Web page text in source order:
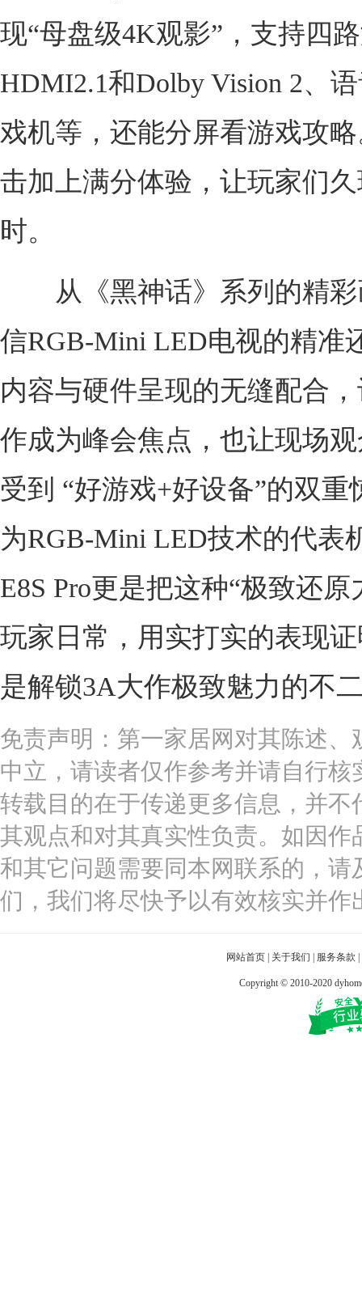
现“母盘级4K观影”，支持四
HDMI2.1和Dolby Vision 2、
戏机等，还能分屏看游戏攻
击加上满分体验，让玩家们
时。
从《黑神话》系列的精彩
信RGB-Mini LED电视的精准
内容与硬件呈现的无缝配合
作成为峰会焦点，也让现场
受到 “好游戏+好设备”的双重
为RGB-Mini LED技术的代表
E8S Pro更是把这种“极致还原
玩家日常，用实打实的表现
是解锁3A大作极致魅力的不
免责声明：第一家居网对其陈述、
中立，请读者仅作参考并请自行核
转载目的在于传递更多信息，并不
其观点和对其真实性负责。如因作
和其它问题需要同本网联系的，请
们，我们将尽快予以有效核实并作
网站首页 关于我们 服务条款
Copyright © 2010-2020